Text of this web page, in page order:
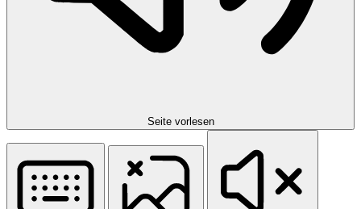
Seite vorlesen